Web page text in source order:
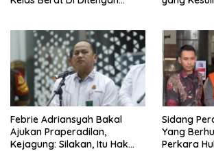
Febrie Adriansyah Bakal
Ajukan Praperadilan,
Kejagung: Silakan, Itu Hak
Sidang
Yang
Perkara